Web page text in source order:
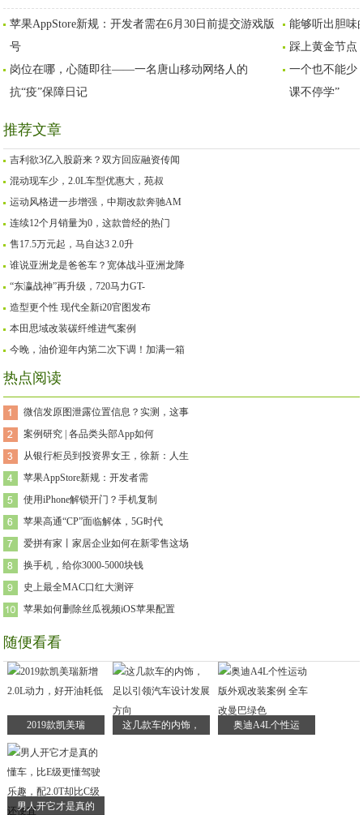
上市，配备1.5T和2.0T发
动机
这4款十万级轿跑SUV可
别错过了
有中控大屏的车型，最
贵那款要2188万
它
苹果AppStore新规：开发者需在6月30日前提交游戏版
号
能够听出胆味
踩上黄金节点
岗位在哪，心随即往——一名唐山移动网络人的
抗“疫”保障日记
一个也不能少
课不停学”
推荐文章
吉利欲3亿入股蔚来？双方回应融资传闻
混动现车少，2.0L车型优惠大，苑叔
运动风格进一步增强，中期改款奔驰AM
连续12个月销量为0，这款曾经的热门
售17.5万元起，马自达3 2.0升
谁说亚洲龙是爸爸车？宽体战斗亚洲龙降
“东瀛战神”再升级，720马力GT-
造型更个性 现代全新i20官图发布
本田思域改装碳纤维进气案例
今晚，油价迎年内第二次下调！加满一箱
热点阅读
微信发原图泄露位置信息？实测，这事
案例研究 | 各品类头部App如何
从银行柜员到投资界女王，徐新：人生
苹果AppStore新规：开发者需
使用iPhone解锁开门？手机复制
苹果高通“CP”面临解体，5G时代
爱拼有家丨家居企业如何在新零售这场
换手机，给你3000-5000块钱
史上最全MAC口红大测评
苹果如何删除丝瓜视频iOS苹果配置
随便看看
2019款凯美瑞 这几款车的内饰， 奥迪A4L个性运
男人开它才是真的